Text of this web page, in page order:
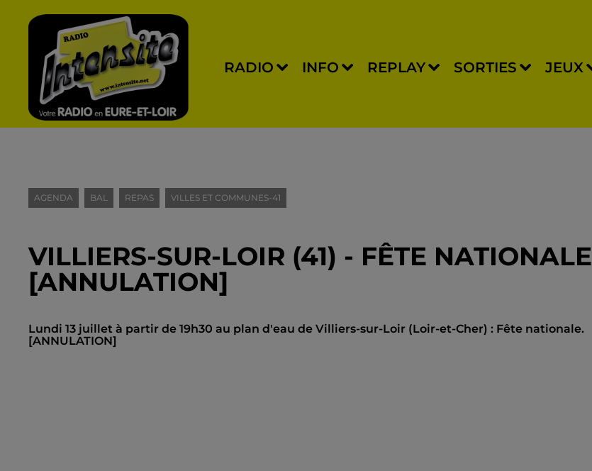
RADIO INFO REPLAY SORTIES JEUX
AGENDA BAL REPAS VILLES ET COMMUNES-41
VILLIERS-SUR-LOIR (41) - FÊTE NATIONALE
[ANNULATION]
Lundi 13 juillet à partir de 19h30 au plan d'eau de Villiers-sur-Loir (Loir-et-Cher) : Fête nationale.
[ANNULATION]